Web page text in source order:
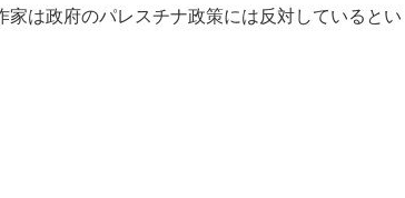
は政府のパレスチナ政策には反対しているとい